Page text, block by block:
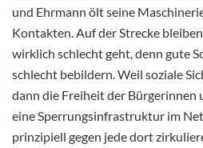
und Ehrmann ölt seine
Kontakten. Auf der Strecke
wirklich schlecht geht, denn gute
schlecht bebildern. Weil soziale
dann die Freiheit der Bürgerinnen
eine Sperrungsinfrastruktur im
prinzipiell gegen jede dort